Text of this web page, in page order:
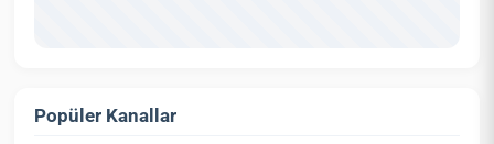
Popüler Kanallar